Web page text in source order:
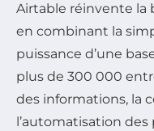
Airtable réinvente la
en combinant la
puissance d’une
plus de 300 000
des informations, la
l’automatisation